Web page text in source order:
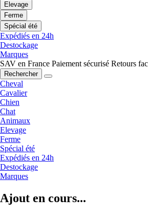
Elevage
Ferme
Spécial été
Expédiés en 24h
Destockage
Marques
SAV en France Paiement sécurisé Retours
Rechercher
Cheval
Cavalier
Chien
Chat
Animaux
Elevage
Ferme
Spécial été
Expédiés en 24h
Destockage
Marques
Ajout en cours...